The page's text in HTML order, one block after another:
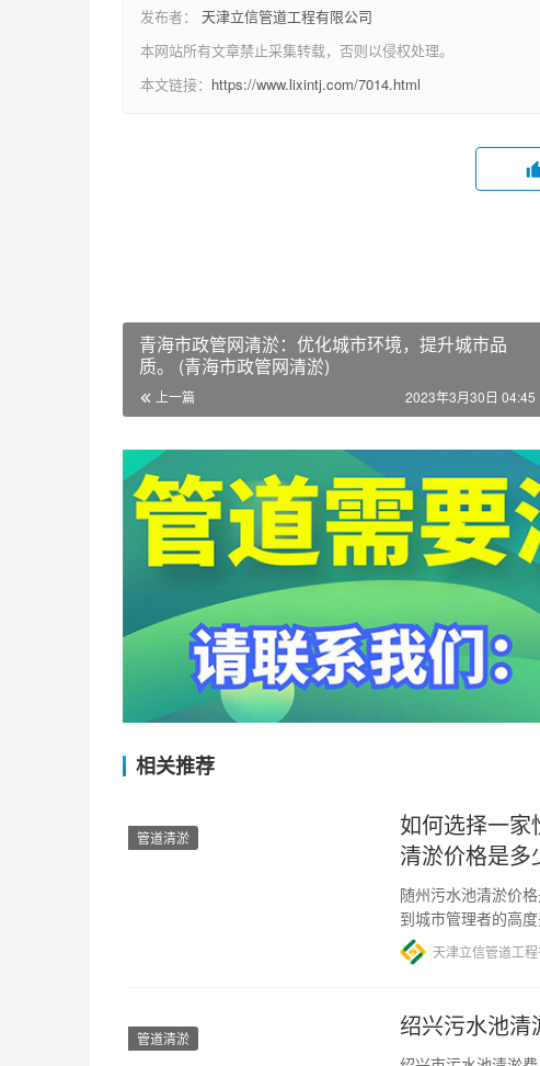
发布者： 天津立信管道工程有限公司
本网站所有文章禁止采集转载，否则以侵权处理。
本文链接： https://www.lixintj.com/7014.html
青海市政管网清淤：优化城市环境，提升城市品
质。 (青海市政管网清淤)
上一篇 2023年3月30日 04:45
相关推荐
管道清淤
如何选择一
清淤价格是多
随州污水池清淤价
到城市管理者的高
一，因此广大市民
天津立信管道工
管道清淤 绍兴污水池清